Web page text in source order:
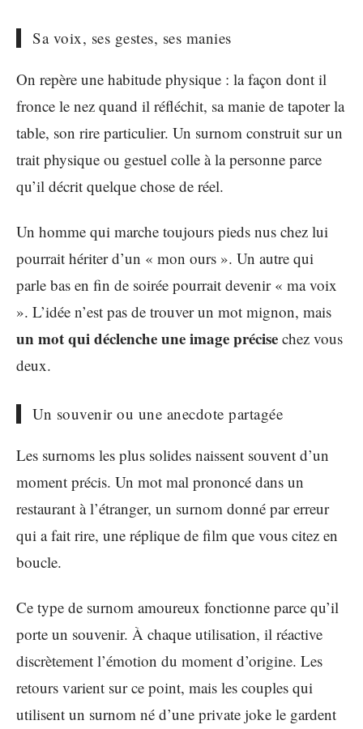
Sa voix, ses gestes, ses manies
On repère une habitude physique : la façon dont il
fronce le nez quand il réfléchit, sa manie de tapoter la
table, son rire particulier. Un surnom construit sur un
trait physique ou gestuel colle à la personne parce
qu’il décrit quelque chose de réel.
Un homme qui marche toujours pieds nus chez lui
pourrait hériter d’un « mon ours ». Un autre qui
parle bas en fin de soirée pourrait devenir « ma voix
». L’idée n’est pas de trouver un mot mignon, mais
un mot qui déclenche une image précise chez vous
deux.
Un souvenir ou une anecdote partagée
Les surnoms les plus solides naissent souvent d’un
moment précis. Un mot mal prononcé dans un
restaurant à l’étranger, un surnom donné par erreur
qui a fait rire, une réplique de film que vous citez en
boucle.
Ce type de surnom amoureux fonctionne parce qu’il
porte un souvenir. À chaque utilisation, il réactive
discrètement l’émotion du moment d’origine. Les
retours varient sur ce point, mais les couples qui
utilisent un surnom né d’une private joke le gardent